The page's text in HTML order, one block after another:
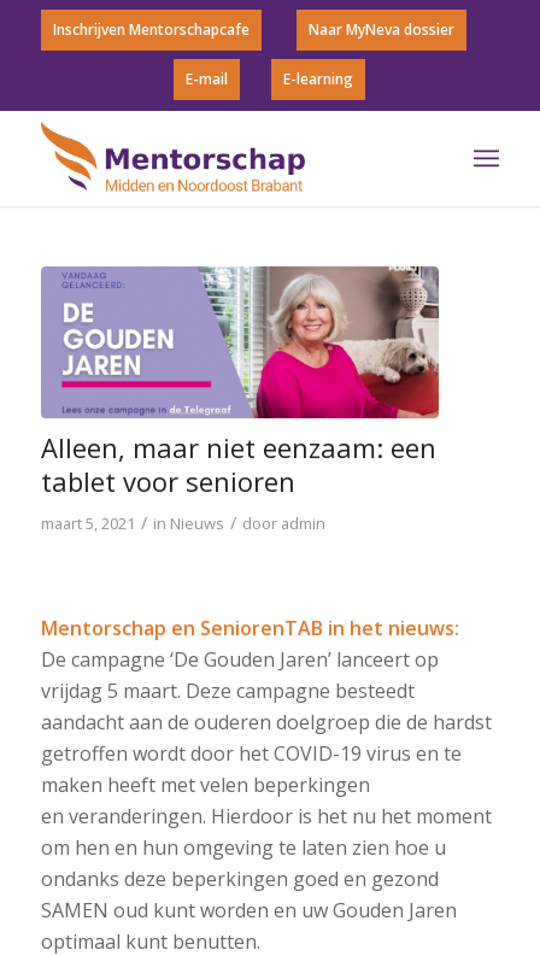
Inschrijven Mentorschapcafe Naar MyNeva dossier
E-mail E-learning
Alleen, maar niet eenzaam: een
tablet voor senioren
maart 5, 2021 / in Nieuws / door admin
Mentorschap en SeniorenTAB in het nieuws:
De campagne ‘De Gouden Jaren’ lanceert op
vrijdag 5 maart. Deze campagne besteedt
aandacht aan de ouderen doelgroep die de hardst
getroffen wordt door het COVID-19 virus en te
maken heeft met velen beperkingen
en veranderingen. Hierdoor is het nu het moment
om hen en hun omgeving te laten zien hoe u
ondanks deze beperkingen goed en gezond
SAMEN oud kunt worden en uw Gouden Jaren
optimaal kunt benutten.